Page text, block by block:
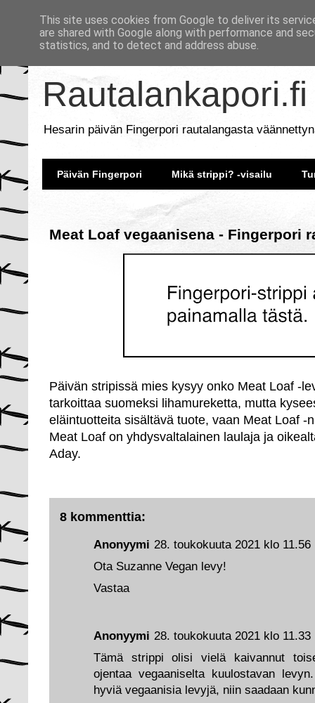
Rautalankapori.fi
Hesarin päivän Fingerpori rautalangasta
Päivän Fingerpori Mikä strippi? -visailu
Meat Loaf vegaanisena - Fingerpori
Päivän stripissä mies kysyy onko Meat Loaf -
tarkoittaa suomeksi lihamureketta, mutta
eläintuotteita sisältävä tuote, vaan Meat Loaf -
Meat Loaf on yhdysvaltalainen laulaja ja
Aday.
8 kommenttia:
Anonyymi 28. toukokuuta 2021 klo 11.33
Tämä strippi olisi vielä kaivannut
ojentaa vegaaniselta kuulostavan
hyviä vegaanisia levyjä, niin saadaan
Anonyymi 28. toukokuuta 2021 klo 11.56
Ota Suzanne Vegan levy!
Vastaa
This site uses cookies from Google to deliver its
are shared with Google along with performance and
statistics, and to detect and address abuse.